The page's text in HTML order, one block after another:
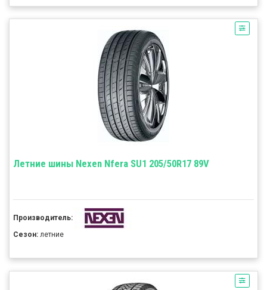
Летние шины Nexen Nfera SU1 205/50R17 89V
Производитель:
Сезон: летние